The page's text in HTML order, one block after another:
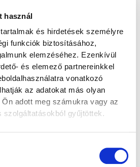
használ
és hirdetések személyre
funkciók biztosításához,
elemzéséhez. Ezenkívül
és elemező partnereinkkel
vonatkozó
az adatokat más olyan
adott meg számukra vagy az
szolgáltatásokból gyűjtöttek.
az Érintettek
foglaltak szerint
(pdf)
Adobe Acrobat
az Ön számítógépén
az alábbi linkre kattintva